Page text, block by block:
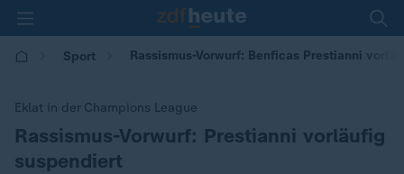
Sport Rassismus-Vorwurf: Benficas Prestianni
Eklat in der Champions League
:Rassismus-Vorwurf: Prestianni vorläufig
suspendiert